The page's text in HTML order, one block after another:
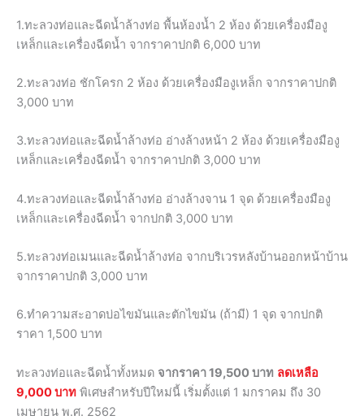
1.ทะลวงท่อและฉีดน้ำล้างท่อ พื้นห้องน้ำ 2 ห้อง ด้วยเครื่องมืองู
เหล็กและเครื่องฉีดน้ำ จากราคาปกติ 6,000 บาท
2.ทะลวงท่อ ชักโครก 2 ห้อง ด้วยเครื่องมืองูเหล็ก จากราคาปกติ
3,000 บาท
3.ทะลวงท่อและฉีดน้ำล้างท่อ อ่างล้างหน้า 2 ห้อง ด้วยเครื่องมืองู
เหล็กและเครื่องฉีดน้ำ จากราคาปกติ 3,000 บาท
4.ทะลวงท่อและฉีดน้ำล้างท่อ อ่างล้างจาน 1 จุด ด้วยเครื่องมืองู
เหล็กและเครื่องฉีดน้ำ จากปกติ 3,000 บาท
5.ทะลวงท่อเมนและฉีดน้ำล้างท่อ จากบริเวรหลังบ้านออกหน้าบ้าน
จากราคาปกติ 3,000 บาท
6.ทำความสะอาดบ่อไขมันและตักไขมัน (ถ้ามี) 1 จุด จากปกติ
ราคา 1,500 บาท
ทะลวงท่อและฉีดน้ำทั้งหมด จากราคา 19,500 บาท ลดเหลือ
9,000 บาท พิเศษสำหรับปีใหม่นี้ เริ่มตั้งแต่ 1 มกราคม ถึง 30
เมษายน พ.ศ. 2562